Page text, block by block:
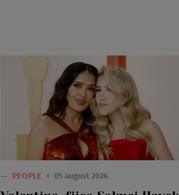
— PEOPLE 05 august 2026